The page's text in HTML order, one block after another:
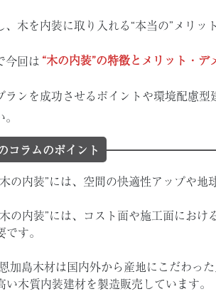
、木を内装に取り入れる“本当の”メリ
今回は “木の内装”の特徴とメリット・デ
ランを成功させるポイントや環境配慮
コラムのポイント
の内装”には、空間の快適性アップや地
の内装”には、コスト面や施工面にお
です。
加島木材は国内外から産地にこだわっ
い木質内装建材を製造販売しています。